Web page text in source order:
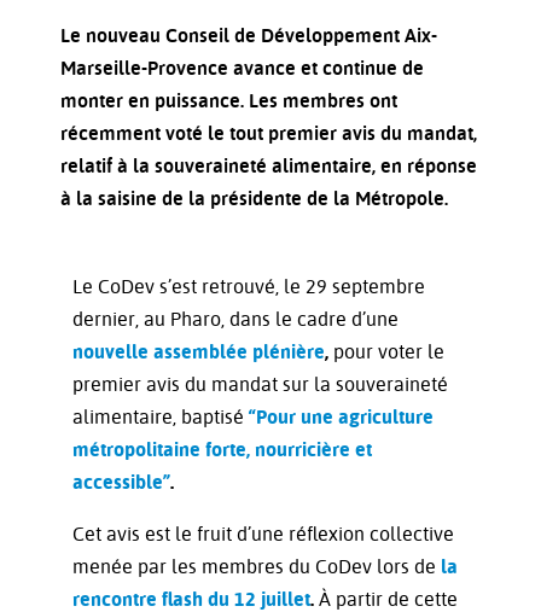
Le nouveau Conseil de Développement Aix-
Marseille-Provence avance et continue de
monter en puissance. Les membres ont
récemment voté le tout premier avis du mandat,
relatif à la souveraineté alimentaire, en réponse
à la saisine de la présidente de la Métropole.
Le CoDev s’est retrouvé, le 29 septembre
dernier, au Pharo, dans le cadre d’une
nouvelle assemblée plénière, pour voter le
premier avis du mandat sur la souveraineté
alimentaire, baptisé “Pour une agriculture
métropolitaine forte, nourricière et
accessible”.
Cet avis est le fruit d’une réflexion collective
menée par les membres du CoDev lors de la
rencontre flash du 12 juillet. À partir de cette